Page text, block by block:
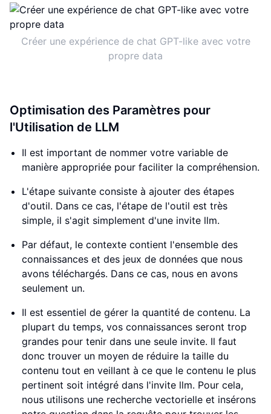
Créer une expérience de chat GPT-like avec votre
propre data
Optimisation des Paramètres pour
l'Utilisation de LLM
Il est important de nommer votre variable de
manière appropriée pour faciliter la compréhension.
L'étape suivante consiste à ajouter des étapes
d'outil. Dans ce cas, l'étape de l'outil est très
simple, il s'agit simplement d'une invite llm.
Par défaut, le contexte contient l'ensemble des
connaissances et des jeux de données que nous
avons téléchargés. Dans ce cas, nous en avons
seulement un.
Il est essentiel de gérer la quantité de contenu. La
plupart du temps, vos connaissances seront trop
grandes pour tenir dans une seule invite. Il faut
donc trouver un moyen de réduire la taille du
contenu tout en veillant à ce que le contenu le plus
pertinent soit intégré dans l'invite llm. Pour cela,
nous utilisons une recherche vectorielle et insérons